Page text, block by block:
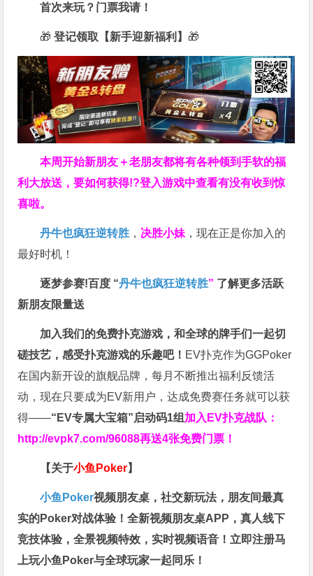
首次来玩？门票我请！
🎁 登记领取【新手迎新福利】 🎁
本周开始新朋友＋老朋友都将有各种领到手软的福
利大放送，要如何获得!?登入游戏中查看有没有收到惊
喜啦。
丹牛也疯狂逆转胜 ， 决胜小妹 ，现在正是你加入的
最好时机！
逐梦参赛!百度 “丹牛也疯狂逆转胜” 了解更多活跃
新朋友限量送
加入我们的免费扑克游戏，和全球的牌手们一起切
磋技艺，感受扑克游戏的乐趣吧！ EV扑克作为GGPoker
在国内新开设的旗舰品牌，每月不断推出福利反馈活
动，现在只要成为EV新用户，达成免费赛任务就可以获
得——“EV专属大宝箱”启动码1组 加入EV扑克战队：
http://evpk7.com/96088再送4张免费门票！
【关于小鱼Poker】
小鱼Poker视频朋友桌，社交新玩法，朋友间最真
实的Poker对战体验！全新视频朋友桌APP，真人线下
竞技体验，全景视频特效，实时视频语音！立即注册马
上玩小鱼Poker与全球玩家一起同乐！